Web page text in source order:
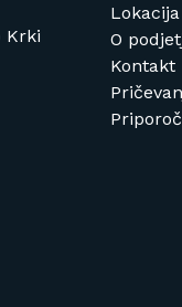
Krki
Lokacija
O
Kontakt